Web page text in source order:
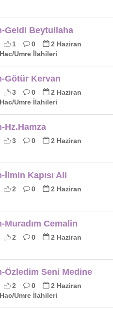
Geldi Beytullaha
1 0
2 Haziran
Umre İlahileri
Götür Kervan
3 0
2 Haziran
Umre İlahileri
Hz.Hamza
3 0
2 Haziran
Kapısı Ali
2 0
2 Haziran
Cemalin
2 0
2 Haziran
Özledim Seni Medine
2 0
2 Haziran
Umre İlahileri